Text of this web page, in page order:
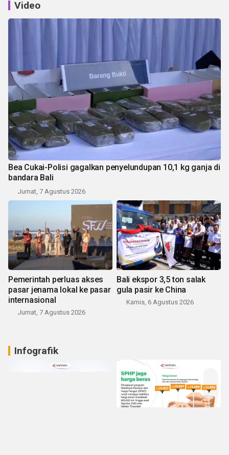
Video
Bea Cukai-Polisi gagalkan penyelundupan 10,1 kg ganja di
bandara Bali
Jumat, 7 Agustus 2026
Pemerintah perluas akses
pasar jenama lokal ke pasar
internasional
Jumat, 7 Agustus 2026
Bali ekspor 3,5 ton salak
gula pasir ke China
Kamis, 6 Agustus 2026
Infografik